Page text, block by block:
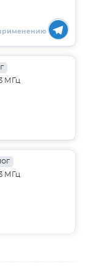
МГц
МГц